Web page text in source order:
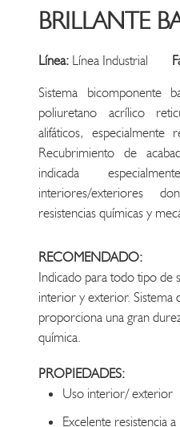
BRILLANTE
Línea: Línea Industrial
Sistema bicomponente
poliuretano acrílico
alifáticos, especialmente
Recubrimiento de
indicada
interiores/exteriores
resistencias químicas y
RECOMENDADO:
Indicado para todo tipo de
interior y exterior. Sistema
proporciona una gran
química.
PROPIEDADES:
Uso interior/ exterior
Excelente resistencia